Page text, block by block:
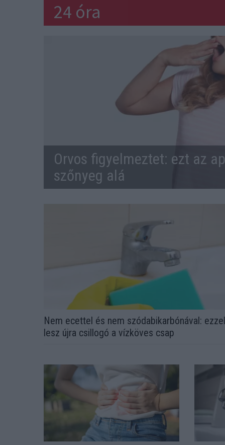
24 óra
Orvos figyelmeztet: ezt az
szőnyeg alá
Nem ecettel és nem szódabikarbónával: ezzel
lesz újra csillogó a vízköves csap